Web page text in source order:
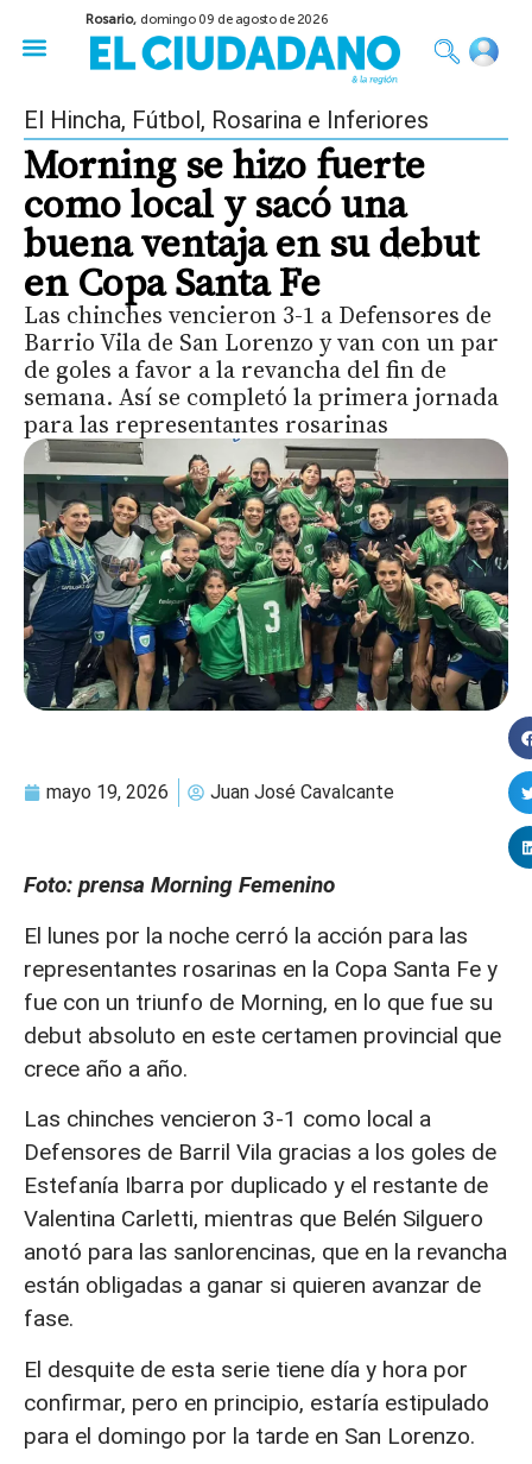
Rosario, domingo 09 de agosto de 2026
El Hincha, Fútbol, Rosarina e Inferiores
Morning se hizo fuerte
como local y sacó una
buena ventaja en su debut
en Copa Santa Fe
Las chinches vencieron 3-1 a Defensores de
Barrio Vila de San Lorenzo y van con un par
de goles a favor a la revancha del fin de
semana. Así se completó la primera jornada
para las representantes rosarinas
mayo 19, 2026 Juan José Cavalcante
Foto: prensa Morning Femenino
El lunes por la noche cerró la acción para las
representantes rosarinas en la Copa Santa Fe y
fue con un triunfo de Morning, en lo que fue su
debut absoluto en este certamen provincial que
crece año a año.
Las chinches vencieron 3-1 como local a
Defensores de Barril Vila gracias a los goles de
Estefanía Ibarra por duplicado y el restante de
Valentina Carletti, mientras que Belén Silguero
anotó para las sanlorencinas, que en la revancha
están obligadas a ganar si quieren avanzar de
fase.
El desquite de esta serie tiene día y hora por
confirmar, pero en principio, estaría estipulado
para el domingo por la tarde en San Lorenzo.